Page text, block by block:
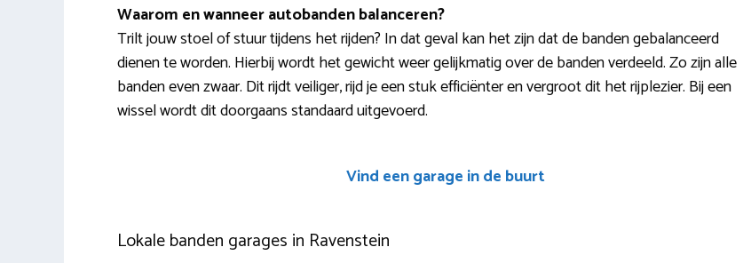
Waarom en wanneer autobanden balanceren?
Trilt jouw stoel of stuur tijdens het rijden? In dat geval kan het zijn dat de banden gebalanceerd
dienen te worden. Hierbij wordt het gewicht weer gelijkmatig over de banden verdeeld. Zo zijn alle
banden even zwaar. Dit rijdt veiliger, rijd je een stuk efficiënter en vergroot dit het rijplezier. Bij een
wissel wordt dit doorgaans standaard uitgevoerd.
Vind een garage in de buurt
Lokale banden garages in Ravenstein